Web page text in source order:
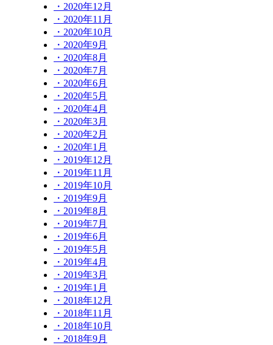
・2020年12月
・2020年11月
・2020年10月
・2020年9月
・2020年8月
・2020年7月
・2020年6月
・2020年5月
・2020年4月
・2020年3月
・2020年2月
・2020年1月
・2019年12月
・2019年11月
・2019年10月
・2019年9月
・2019年8月
・2019年7月
・2019年6月
・2019年5月
・2019年4月
・2019年3月
・2019年1月
・2018年12月
・2018年11月
・2018年10月
・2018年9月